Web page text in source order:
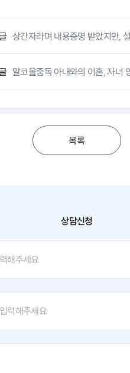
상간자라며 내용증명 받았지만,
알코올중독 아내와의 이혼, 자녀
목록
상담신청